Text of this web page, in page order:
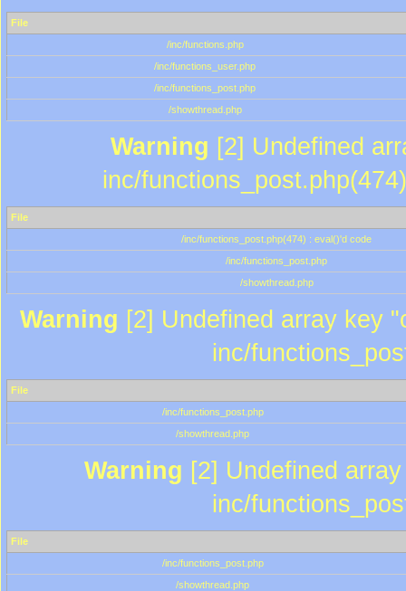
File
/inc/functions.php
/inc/functions_user.php
/inc/functions_post.php
/showthread.php
Warning [2] Undefined
inc/
File
/inc/functions_post.php(474) : eval()'d code
/inc/functions_post.php
/showthread.php
Warning [2] Undefined array key
inc/
File
/inc/functions_post.php
/showthread.php
Warning [2] Undefined
inc/
File
/inc/functions_post.php
/showthread.php